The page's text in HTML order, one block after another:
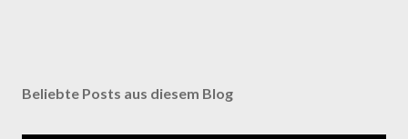
Beliebte Posts aus diesem Blog